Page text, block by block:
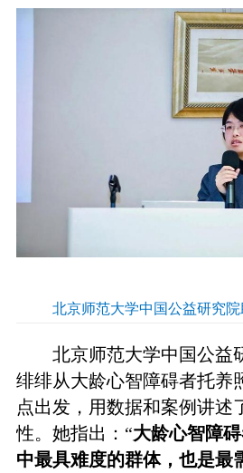
北京师范大学中国公益研究院
北京师范大学中国公益
绯绯从大龄心智障碍者托养
点出发，用数据和案例讲述
性。她指出：“大龄心智障
中最具难度的群体，也是最